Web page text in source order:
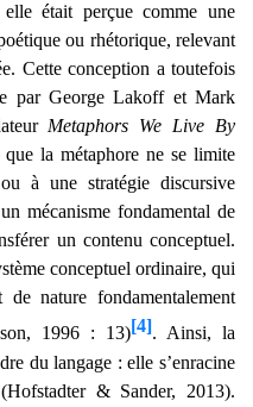
était perçue comme une
ou rhétorique, relevant
Cette conception a toutefois
par George Lakoff et Mark
Metaphors We Live By
la métaphore ne se limite
à une stratégie discursive
mécanisme fondamental de
un contenu conceptuel.
conceptuel ordinaire, qui
nature fondamentalement
1996 : 13)[4]. Ainsi, la
du langage : elle s’enracine
& Sander, 2013).